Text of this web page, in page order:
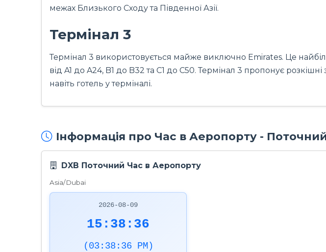
межах Близького Сходу та Південної Азії.
Термінал 3
Термінал 3 використовується майже виключно Emirates. Це
від A1 до A24, B1 до B32 та C1 до C50. Термінал 3 пропонує
навіть готель у терміналі.
Інформація про Час в Аеропорту -
DXB Поточний Час в Аеропорту
Asia/Dubai
2026-08-09
15:38:37
(03:38:37 PM)